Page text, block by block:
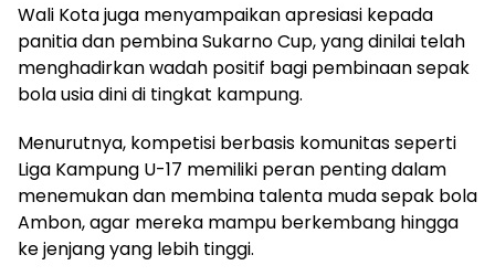
Wali Kota juga menyampaikan apresiasi kepada
panitia dan pembina Sukarno Cup, yang dinilai telah
menghadirkan wadah positif bagi pembinaan sepak
bola usia dini di tingkat kampung.
Menurutnya, kompetisi berbasis komunitas seperti
Liga Kampung U-17 memiliki peran penting dalam
menemukan dan membina talenta muda sepak bola
Ambon, agar mereka mampu berkembang hingga
ke jenjang yang lebih tinggi.